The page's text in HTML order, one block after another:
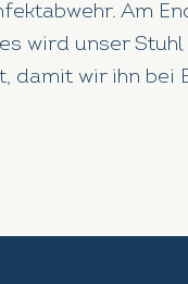
Am
wird unser Stuhl
damit wir ihn bei